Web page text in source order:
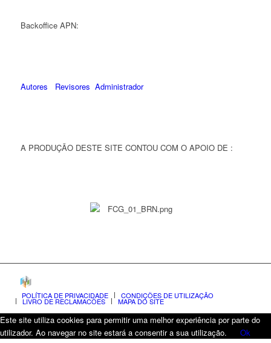
Backoffice APN:
Autores Revisores Administrador
A PRODUÇÃO DESTE SITE CONTOU COM O APOIO DE :
POLÍTICA DE PRIVACIDADE CONDIÇÕES DE UTILIZAÇÃO
LIVRO DE RECLAMAÇÕES MAPA DO SITE
Este site utiliza cookies para permitir uma melhor experiência por parte do
utilizador. Ao navegar no site estará a consentir a sua utilização.
Ok